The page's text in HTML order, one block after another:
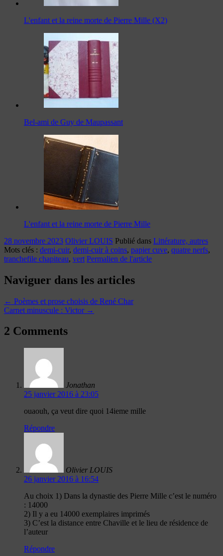
L'enfant et la reine morte de Pierre Mille (X2)
Bel-ami de Guy de Maupassant
L'enfant et la reine morte de Pierre Mille
28 novembre 2023 Olivier LOUIS Publié dans Littérature, autres
Mots clés : demi-cuir, demi-cuir à coins, papier cuve, quatre nerfs,
tranchefile chapiteau, vert Permalien de l'article
Naviguer dans les articles
← Poèmes et prose choisis de René Char
Carnet minuscule : Victor →
2 Comments
Jonathan
25 janvier 2016 à 23:05
ouaouh, ça veut dire quoi 14ieme mille
Répondre
Olivier LOUIS
26 janvier 2016 à 16:54
Au choix 1) Dans la dynastie des Pierre Mille c’est le numéro
: 14000
2) Il y a eu 14000 exemplaires imprimés
3) C’est la distance entre Chaville et le lieu de résidence de
l’auteur
Répondre